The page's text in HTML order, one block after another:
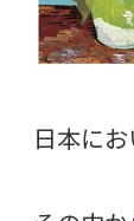
日本に